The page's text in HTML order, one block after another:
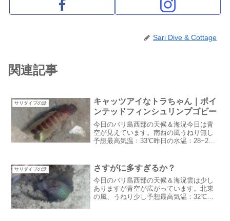
Sari Dive & Cottage
関連記事
サリダイブの話
キャッツアイなトラちゃん｜ポイ
ンテッドフィンシュリンプゴビー
今日のバリ島西部の天候＆海況今日は青
空が見えています。南西の風うねり無し
予想最高気温：33℃昨日の水温：28~29℃
いドタ参歓迎！！年末年始が近づいてい
るのですが・・残...
サリダイブの話 さすがに多すぎるか？
今日のバリ島西部の天候＆海況雲は少し
ありますが青空が広がっています。北東
の風、うねり少し予想最高気温：32℃昨